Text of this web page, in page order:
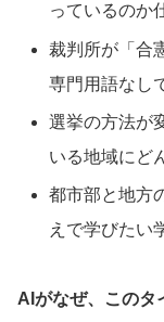
っているのか
裁判所が「合
専門用語なし
選挙の方法が
いる地域にど
都市部と地方
えで学びたい
AIがなぜ、このタ